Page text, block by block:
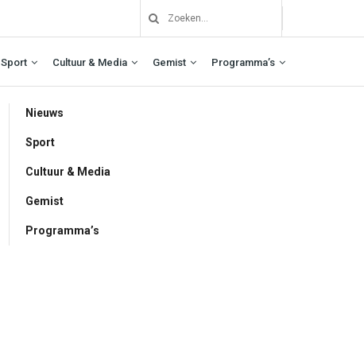
Sport Cultuur & Media Gemist Programma’s
Nieuws
Sport
Cultuur & Media
Gemist
Programma’s